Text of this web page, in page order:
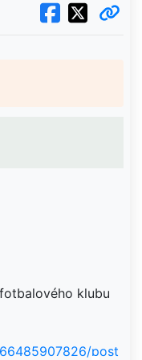
klubu
post